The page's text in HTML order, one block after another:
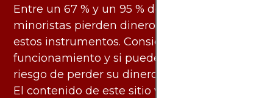
Entre un 67 % y un 95 % de los inversores
minoristas pierden dinero al negociar con
estos instrumentos. Considere si entiende su
funcionamiento y si puede asumir el alto
riesgo de perder su dinero.
El contenido de este sitio web y los servicios